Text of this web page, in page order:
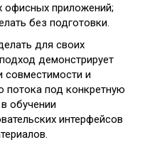
офисных приложений;
без подготовки.
для своих
демонстрирует
совместимости и
потока под конкретную
обучении
интерфейсов